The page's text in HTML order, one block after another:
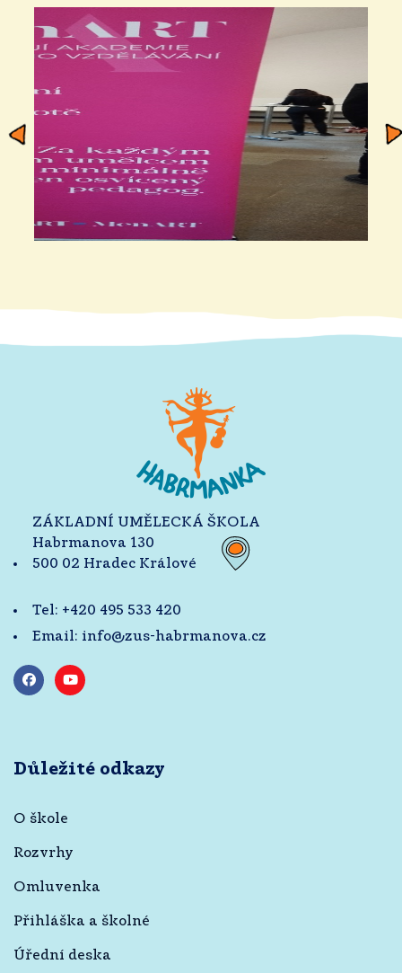
ZÁKLADNÍ UMĚLECKÁ ŠKOLA
Habrmanova 130
500 02 Hradec Králové
Tel: +420 495 533 420
Email: info@zus-habrmanova.cz
Důležité odkazy
O škole
Rozvrhy
Omluvenka
Přihláška a školné
Úřední deska